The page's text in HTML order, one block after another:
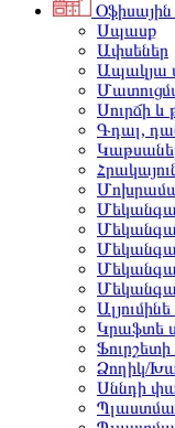
Սպասք
Ափսեներ
Ապակյա
Սուրճի և
Գդալ,
Կրաֆտե
Ձողիկ/
Սննդի